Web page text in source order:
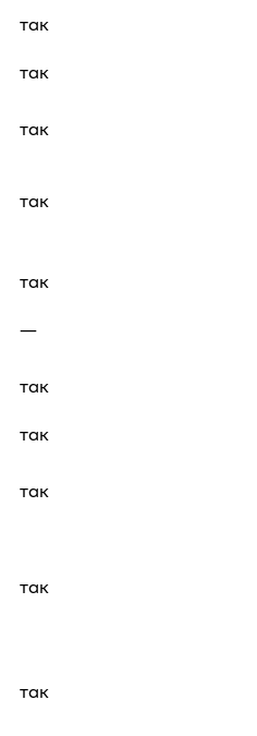
так
так
так
так
так
—
так
так
так
так
так